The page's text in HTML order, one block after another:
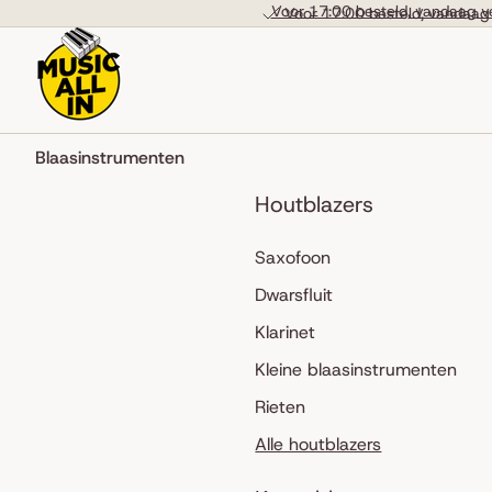
Voor 17:00 besteld,
Voor 17:00 besteld, vandaag
Blaasinstrumenten
Houtblazers
Saxofoon
Dwarsfluit
Klarinet
Kleine blaasinstrumenten
Rieten
Alle houtblazers